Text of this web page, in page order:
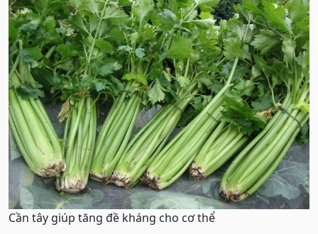
Cần tây giúp tăng đề kháng cho cơ thể